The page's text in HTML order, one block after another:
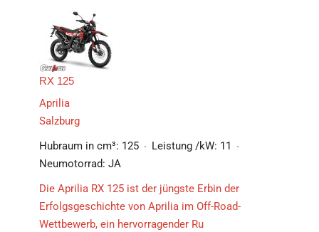
RX 125
Aprilia
Salzburg
Hubraum in cm³: 125 Leistung /kW: 11
Neumotorrad: JA
Die Aprilia RX 125 ist der jüngste Erbin der
Erfolgsgeschichte von Aprilia im Off-Road-
Wettbewerb, ein hervorragender Ru